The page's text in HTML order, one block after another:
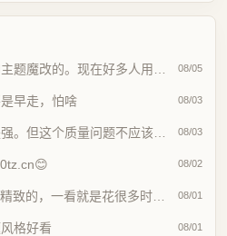
在好多人用你这个AI做的，就否定别人... 08/05
早走，怕啥 08/03
质量问题不应该由物业或是房产公司来处理吗😂 08/03
08/02
是花很多时间打磨的，现在都是用AI写代码... 08/01
格好看 08/01